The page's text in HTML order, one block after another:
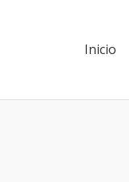
Inicio